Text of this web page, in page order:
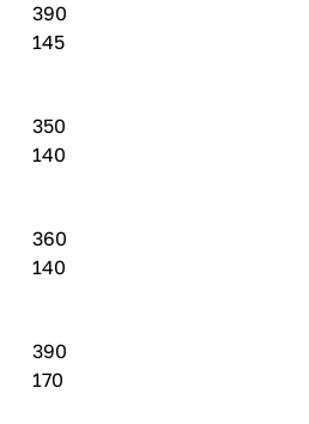
390
145
350
140
360
140
390
170